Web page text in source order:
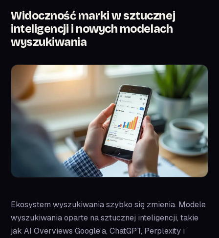
Widoczność marki w sztucznej
inteligencji i nowych modelach
wyszukiwania
Ekosystem wyszukiwania szybko się zmienia. Modele
wyszukiwania oparte na sztucznej inteligencji, takie
jak AI Overviews Google’a, ChatGPT, Perplexity i